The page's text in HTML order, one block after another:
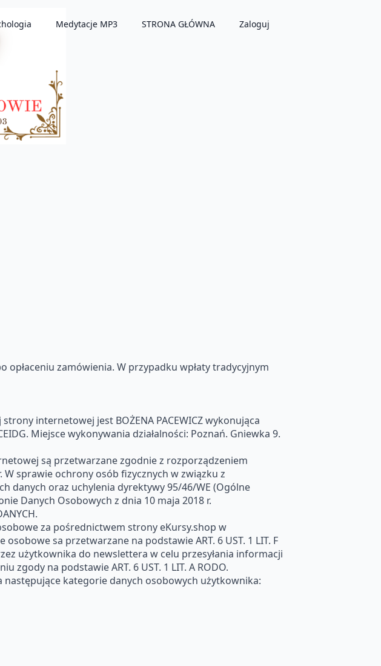
Medytacje MP3 STRONA GŁÓWNA Zaloguj
zamówienia. W przypadku wpłaty tradycyjnym
internetowej jest BOŻENA PACEWICZ wykonująca
Miejsce wykonywania działalności: Poznań. Gniewka 9.
są przetwarzane zgodnie z rozporządzeniem
r. W sprawie ochrony osób fizycznych w związku z
danych oraz uchylenia dyrektywy 95/46/WE (Ogólne
Danych Osobowych z dnia 10 maja 2018 r.
za pośrednictwem strony eKursy.shop w
sa przetwarzane na podstawie ART. 6 UST. 1 LIT. F
użytkownika do newslettera w celu przesyłania informacji
na podstawie ART. 6 UST. 1 LIT. A RODO.
następujące kategorie danych osobowych użytkownika: